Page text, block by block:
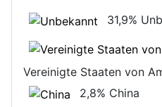
31,9%
Vereinigte Staaten von
2,8% China